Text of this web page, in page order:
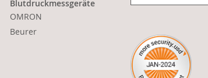
Blutdruckmessgeräte
OMRON
Beurer